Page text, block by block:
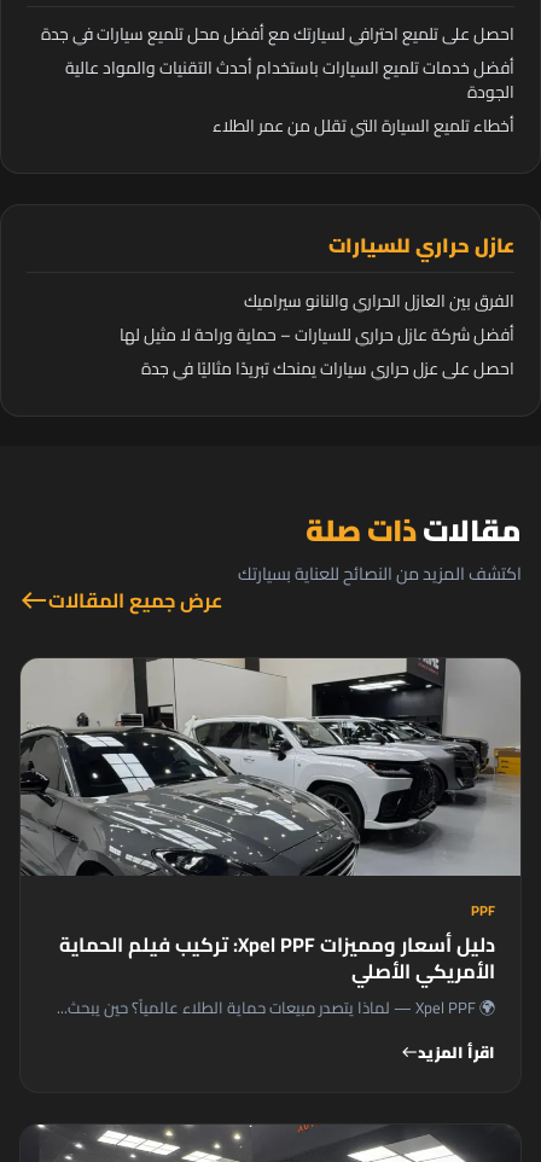
احصل على تلميع احترافي لسيارتك مع أفضل محل تلميع سيارات في جدة
أفضل خدمات تلميع السيارات باستخدام أحدث التقنيات والمواد عالية
الجودة
أخطاء تلميع السيارة التي تقلل من عمر الطلاء
عازل حراري للسيارات
الفرق بين العازل الحراري والنانو سيراميك
أفضل شركة عازل حراري للسيارات – حماية وراحة لا مثيل لها
احصل على عزل حراري سيارات يمنحك تبريدًا مثاليًا في جدة
مقالاتذات صلة
اكتشف المزيد من النصائح للعناية بسيارتك
عرض جميع المقالاتwest
PPF
دليل أسعار ومميزات Xpel PPF: تركيب فيلم الحماية
الأمريكي الأصلي
🌍 Xpel PPF — لماذا يتصدر مبيعات حماية الطلاء عالمياً؟ حين يبحث...
اقرأ المزيدwest